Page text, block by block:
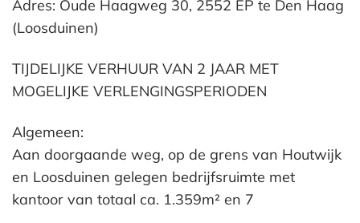
Adres: Oude Haagweg 30, 2552 EP te Den Haag
(Loosduinen)
TIJDELIJKE VERHUUR VAN 2 JAAR MET
MOGELIJKE VERLENGINGSPERIODEN
Algemeen:
Aan doorgaande weg, op de grens van Houtwijk
en Loosduinen gelegen bedrijfsruimte met
kantoor van totaal ca. 1.359m² en 7